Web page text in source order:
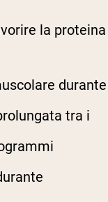
la proteina
durante
tra i